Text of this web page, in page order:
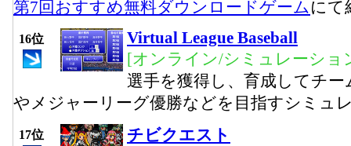
第7回おすすめ無料ダウンロードゲームにて
16位
Virtual League Baseball
[オンライン/シミュレーショ
選手を獲得し、育成してチ
やメジャーリーグ優勝などを目指すシミュ
17位
チビクエスト